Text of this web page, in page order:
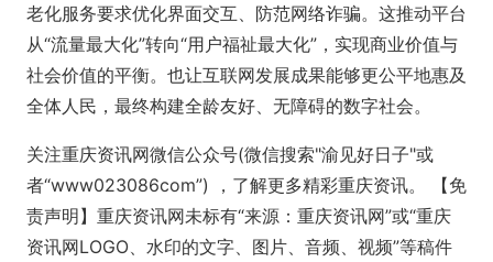
老化服务要求优化界面交互、防范网络诈骗。这推动平台
从“流量最大化”转向“用户福祉最大化”，实现商业价值与
社会价值的平衡。也让互联网发展成果能够更公平地惠及
全体人民，最终构建全龄友好、无障碍的数字社会。
关注重庆资讯网微信公众号(微信搜索"渝见好日子"或
者“www023086com”) ，了解更多精彩重庆资讯。
【免
责声明】重庆资讯网未标有“来源：重庆资讯网”或“重庆
资讯网LOGO、水印的文字、图片、音频、视频”等稿件